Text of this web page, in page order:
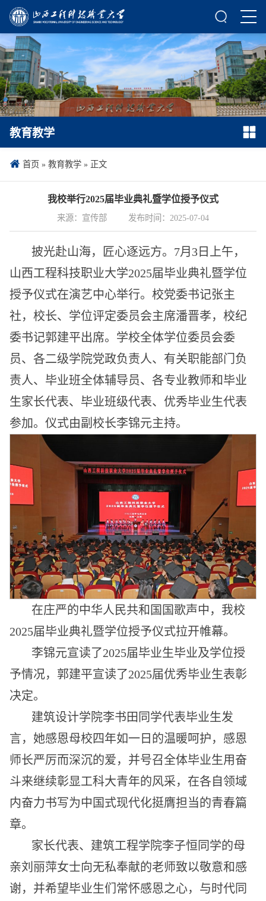
教育教学
首页 »教育教学 » 正文
我校举行2025届毕业典礼暨学位授予仪式
来源：宣传部 发布时间：2025-07-04
披光赴山海，匠心逐远方。7月3日上午，
山西工程科技职业大学2025届毕业典礼暨学位
授予仪式在演艺中心举行。校党委书记张主
社，校长、学位评定委员会主席潘晋孝，校纪
委书记郭建平出席。学校全体学位委员会委
员、各二级学院党政负责人、有关职能部门负
责人、毕业班全体辅导员、各专业教师和毕业
生家长代表、毕业班级代表、优秀毕业生代表
参加。仪式由副校长李锦元主持。
在庄严的中华人民共和国国歌声中，我校
2025届毕业典礼暨学位授予仪式拉开帷幕。
李锦元宣读了2025届毕业生毕业及学位授
予情况，郭建平宣读了2025届优秀毕业生表彰
决定。
建筑设计学院李书田同学代表毕业生发
言，她感恩母校四年如一日的温暖呵护，感恩
师长严厉而深沉的爱，并号召全体毕业生用奋
斗来继续彰显工科大青年的风采，在各自领域
内奋力书写为中国式现代化挺膺担当的青春篇
章。
家长代表、建筑工程学院李子恒同学的母
亲刘丽萍女士向无私奉献的老师致以敬意和感
谢，并希望毕业生们常怀感恩之心，与时代同